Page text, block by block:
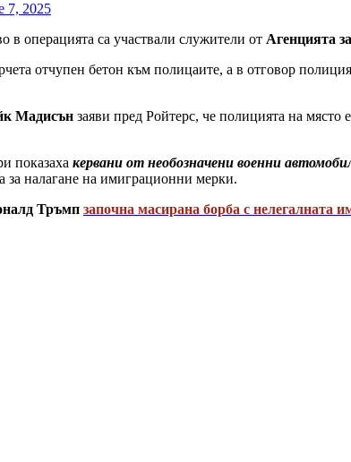
7, 2025
в операцията са участвали служители от Агенцията
отчупен бетон към полицаите, а в отговор
Мадисън заяви пред Ройтерс, че полицията на място
показаха кервани от необозначени военни
за налагане на имиграционни мерки.
Тръмп започна масирана борба с нелегалната